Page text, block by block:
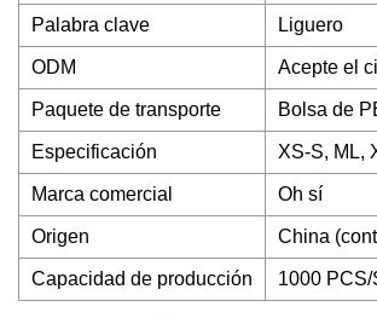
Palabra clave Liguero
ODM Acepte el
Paquete de transporte Bolsa de
Especificación XS-S, ML,
Marca comercial Oh sí
Origen China
Capacidad de producción 1000 PCS/